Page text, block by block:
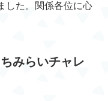
した。関係各位に心
みらいチャレ